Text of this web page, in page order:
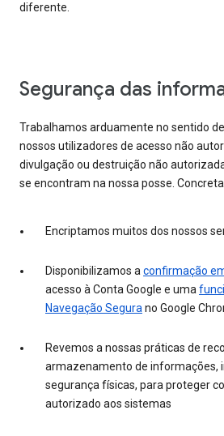
diferente.
Segurança das
Trabalhamos arduamente no sentido
nossos utilizadores de acesso não
divulgação ou destruição não
se encontram na nossa posse.
Encriptamos muitos dos nossos
Disponibilizamos aconfirmação
acesso à Conta Google e uma
Navegação Segurano Google
Revemos a nossas práticas de
armazenamento de informações,
segurança físicas, para proteger
autorizado aos sistemas